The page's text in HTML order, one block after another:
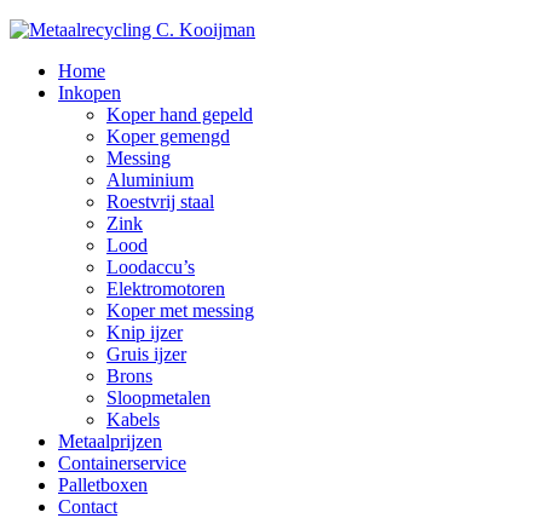
Home
Inkopen
Koper hand gepeld
Koper gemengd
Messing
Aluminium
Roestvrij staal
Zink
Lood
Loodaccu’s
Elektromotoren
Koper met messing
Knip ijzer
Gruis ijzer
Brons
Sloopmetalen
Kabels
Metaalprijzen
Containerservice
Palletboxen
Contact